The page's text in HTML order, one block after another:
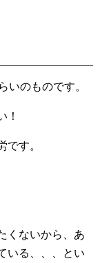
いのものです。
！
です。
くないから、あ
いる、、、とい